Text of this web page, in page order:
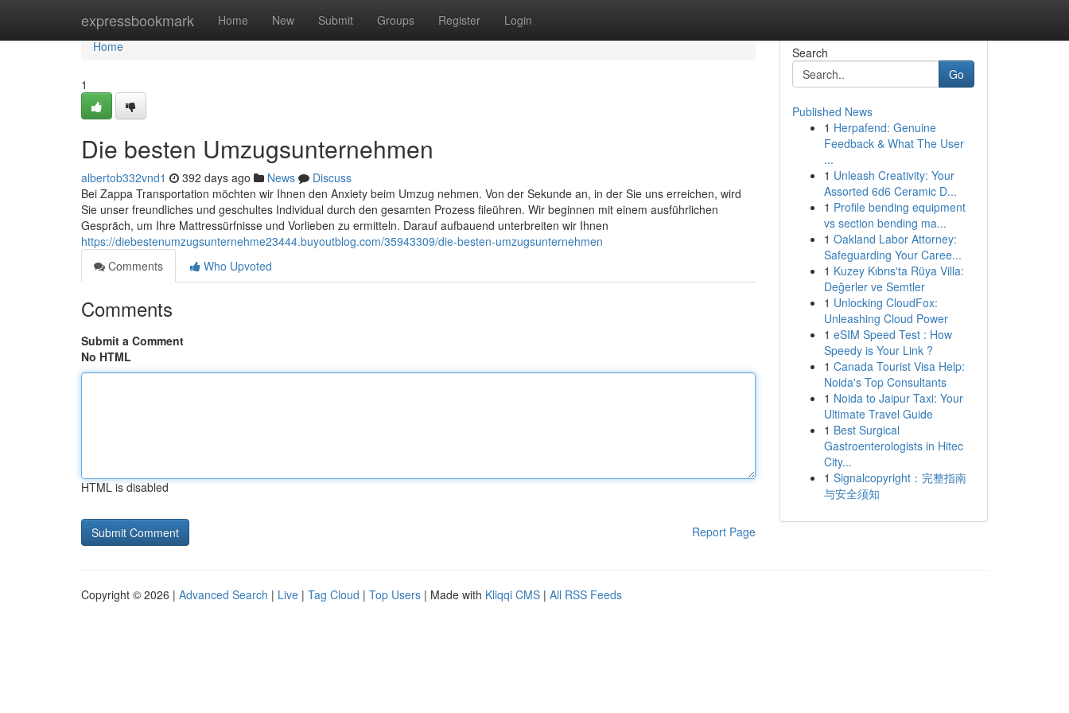
expressbookmark Home New Submit Groups Register Login
Home
Home
1
Die besten Umzugsunternehmen
albertob332vnd1 392 days ago News
Discuss
Bei Zappa Transportation möchten wir Ihnen den Anxiety beim Umzug nehmen. Von der Sekunde an, in der Sie uns erreichen, wird
Sie unser freundliches und geschultes Individual durch den gesamten Prozess fileühren. Wir beginnen mit einem ausführlichen
Gespräch, um Ihre Mattressürfnisse und Vorlieben zu ermitteln. Darauf aufbauend unterbreiten wir Ihnen
https://diebestenumzugsunternehme23444.buyoutblog.com/35943309/die-besten-umzugsunternehmen
Comments
Who Upvoted
Comments
Submit a Comment
No HTML
HTML is disabled
Report Page
Search
Go
Published News
1 Herpafend: Genuine
Feedback & What The User
...
1 Unleash Creativity: Your
Assorted 6d6 Ceramic D...
1 Profile bending equipment
vs section bending ma...
1 Oakland Labor Attorney:
Safeguarding Your Caree...
1 Kuzey Kıbrıs'ta Rüya Villa:
Değerler ve Semtler
1 Unlocking CloudFox:
Unleashing Cloud Power
1 eSIM Speed Test : How
Speedy is Your Link ?
1 Canada Tourist Visa Help:
Noida's Top Consultants
1 Noida to Jaipur Taxi: Your
Ultimate Travel Guide
1 Best Surgical
Gastroenterologists in Hitec
City...
1 Signalcopyright：完整指南
与安全须知
Copyright © 2026 | Advanced Search | Live | Tag Cloud | Top Users | Made with Kliqqi CMS | All RSS Feeds